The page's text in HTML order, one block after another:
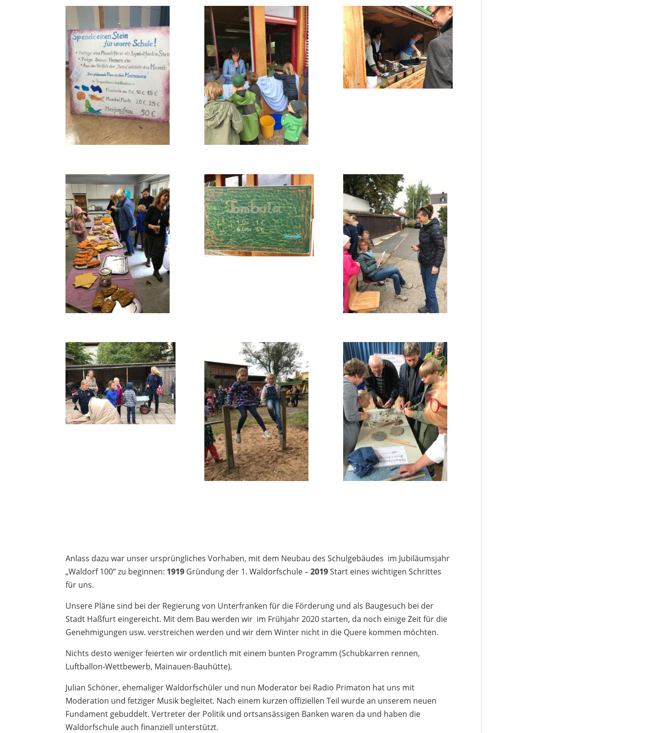
Anlass dazu war unser ursprüngliches Vorhaben, mit dem Neubau des Schulgebäudes im Jubiläumsjahr
„Waldorf 100“ zu beginnen: 1919 Gründung der 1. Waldorfschule –2019Start eines wichtigen Schrittes
für uns.
Unsere Pläne sind bei der Regierung von Unterfranken für die Förderung und als Baugesuch bei der
Stadt Haßfurt eingereicht. Mit dem Bau werden wir im Frühjahr 2020 starten, da noch einige Zeit für die
Genehmigungen usw. verstreichen werden und wir dem Winter nicht in die Quere kommen möchten.
Nichts desto weniger feierten wir ordentlich mit einem bunten Programm (Schubkarren rennen,
Luftballon-Wettbewerb, Mainauen-Bauhütte).
Julian Schöner, ehemaliger Waldorfschüler und nun Moderator bei Radio Primaton hat uns mit
Moderation und fetziger Musik begleitet. Nach einem kurzen offiziellen Teil wurde an unserem neuen
Fundament gebuddelt. Vertreter der Politik und ortsansässigen Banken waren da und haben die
Waldorfschule auch finanziell unterstützt.